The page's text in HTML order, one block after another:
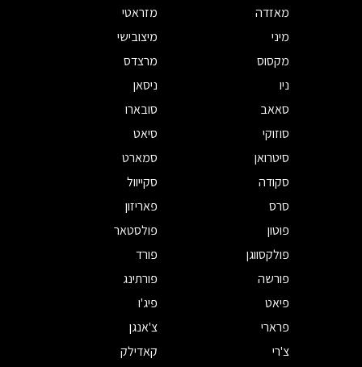
מאזדה
מזראטי
מיני
מיצובישי
מקסוס
מרצדס
ניו
ניסאן
סאאב
סובארו
סוזוקי
סיאט
סיטרואן
סמארט
סקודה
סקייוול
סרס
פאריזון
פוטון
פולסטאר
פולקסווגן
פורד
פורשה
פורתינג
פיאט
פיג'ו
פרארי
צ'אנגן
צ'רי
קאדילק